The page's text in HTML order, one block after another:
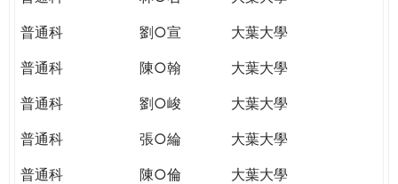
普通科
劉○宣
大葉大學
普通科
陳○翰
大葉大學
普通科
劉○峻
大葉大學
普通科
張○綸
大葉大學
普通科
陳○倫
大葉大學